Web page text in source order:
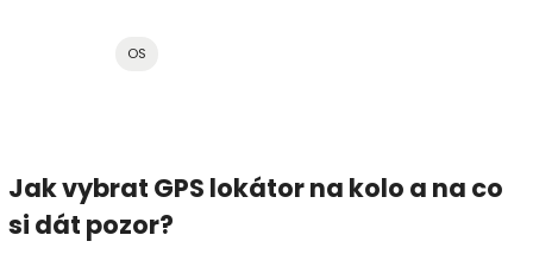
OS
Jak vybrat GPS lokátor na kolo a na co
si dát pozor?